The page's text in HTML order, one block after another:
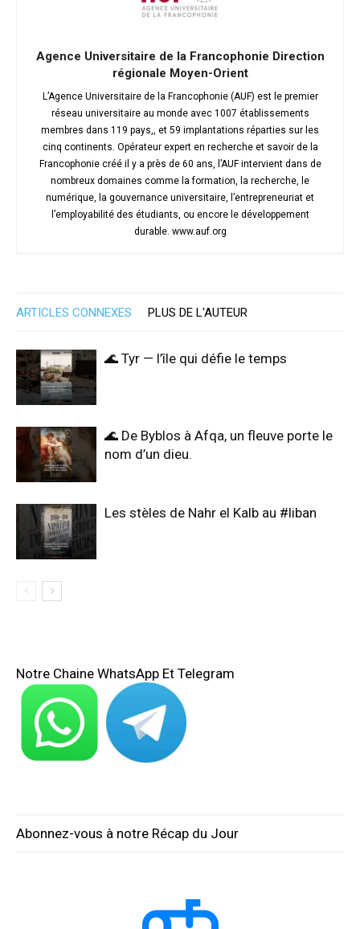
Agence Universitaire de la Francophonie Direction
régionale Moyen-Orient
L’Agence Universitaire de la Francophonie (AUF) est le premier
réseau universitaire au monde avec 1007 établissements
membres dans 119 pays,, et 59 implantations réparties sur les
cinq continents. Opérateur expert en recherche et savoir de la
Francophonie créé il y a près de 60 ans, l’AUF intervient dans de
nombreux domaines comme la formation, la recherche, le
numérique, la gouvernance universitaire, l’entrepreneuriat et
l’employabilité des étudiants, ou encore le développement
durable. www.auf.org
ARTICLES CONNEXES PLUS DE L'AUTEUR
🌊 Tyr — l’île qui défie le temps
🌊 De Byblos à Afqa, un fleuve porte le
nom d’un dieu.
Les stèles de Nahr el Kalb au #liban
Notre Chaine WhatsApp Et Telegram
Abonnez-vous à notre Récap du Jour